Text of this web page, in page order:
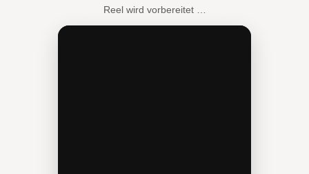
Reel wird vorbereitet …